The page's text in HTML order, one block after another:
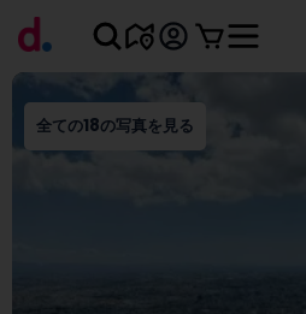
全ての18の写真を見る